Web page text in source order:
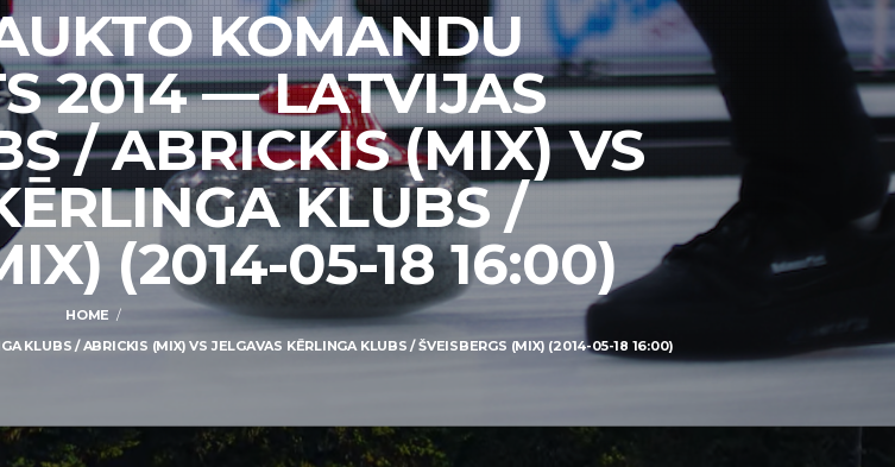
KOMANDU
2014 — LATVIJAS
/ ABRICKIS (MIX) VS
KLUBS /
(2014-05-18 16:00)
HOME
KLUBS / ABRICKIS (MIX) VS JELGAVAS KĒRLINGA KLUBS / ŠVEISBERGS (MIX) (2014-05-18 16:00)